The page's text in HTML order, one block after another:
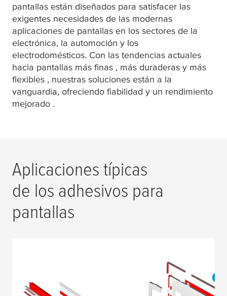
pantallas están diseñados para satisfacer las
exigentes necesidades de las modernas
aplicaciones de pantallas en los sectores de la
electrónica, la automoción y los
electrodomésticos. Con las tendencias actuales
hacia pantallas más finas , más duraderas y más
flexibles , nuestras soluciones están a la
vanguardia, ofreciendo fiabilidad y un rendimiento
mejorado .
Aplicaciones típicas
de los adhesivos para
pantallas